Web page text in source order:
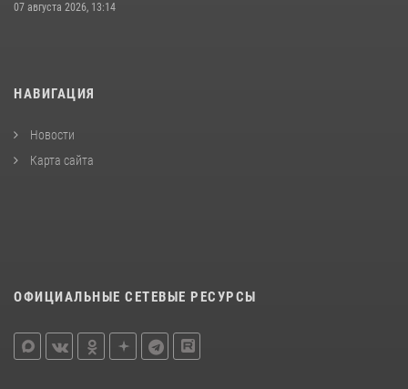
07 августа 2026, 13:14
НАВИГАЦИЯ
Новости
Карта сайта
ОФИЦИАЛЬНЫЕ СЕТЕВЫЕ РЕСУРСЫ